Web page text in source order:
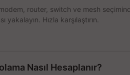
router, switch ve mesh
Hızla karşılaştırın.
Nasıl Hesaplanır?